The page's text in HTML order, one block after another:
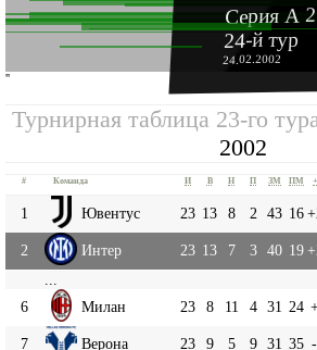
Серия А
24-й тур
24.02.2002
''
Турнирная таблица 23-го тура
2002
# Команда И В Н П ЗМ ПМ
1 Ювентус 23 13 8 2 43 16
2 Интер 23 13 7 3 40 19
6
Милан 23 8 11 4 31 24
7 Верона 23 9 5 9 31 35